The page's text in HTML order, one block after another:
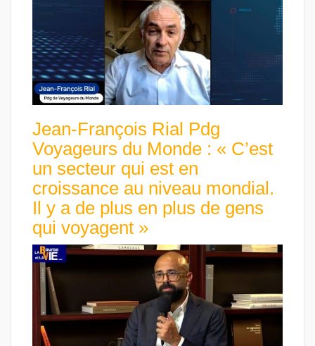
Jean-François Rial Pdg
Voyageurs du Monde : « C’est
un secteur qui est en
croissance au niveau mondial.
Il y a de plus en plus de gens
qui voyagent »